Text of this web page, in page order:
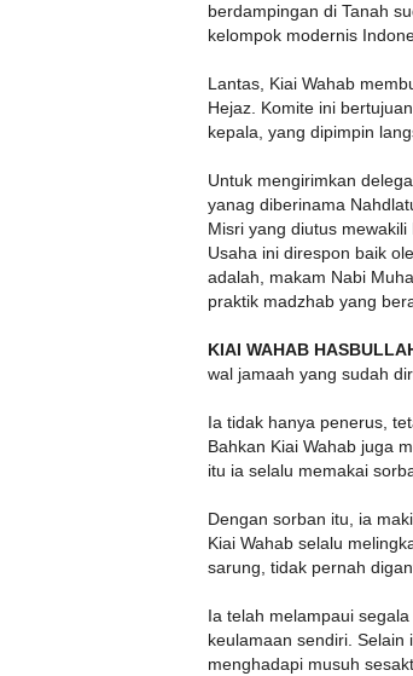
berdampingan di Tanah
kelompok modernis
Lantas, Kiai Wahab
Hejaz. Komite ini
kepala, yang dipimpin
Untuk mengirimkan
yanag diberinama
Misri yang diutus
Usaha ini direspon baik
adalah, makam Nabi
praktik madzhab yang
KIAI WAHAB
wal jamaah yang sudah
Ia tidak hanya penerus,
Bahkan Kiai Wahab juga
itu ia selalu memakai
Dengan sorban itu, ia
Kiai Wahab selalu
sarung, tidak pernah
Ia telah melampaui
keulamaan sendiri.
menghadapi musuh